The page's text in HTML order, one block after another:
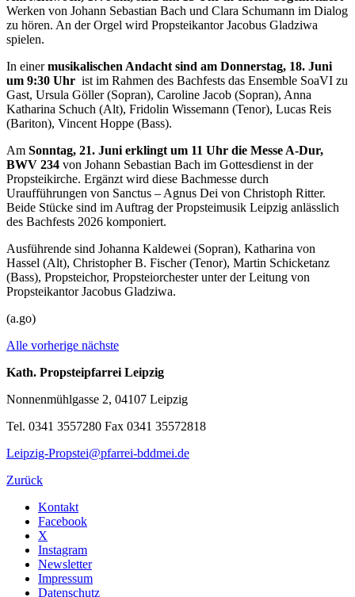
Werken von Johann Sebastian Bach und Clara Schumann im Dialog
zu hören. An der Orgel wird Propsteikantor Jacobus Gladziwa
spielen.
In einermusikalischen Andacht sind am Donnerstag, 18. Juni
um 9:30 Uhr ist im Rahmen des Bachfests das Ensemble SoaVI zu
Gast, Ursula Göller (Sopran), Caroline Jacob (Sopran), Anna
Katharina Schuch (Alt), Fridolin Wissemann (Tenor), Lucas Reis
(Bariton), Vincent Hoppe (Bass).
Am Sonntag, 21. Juni erklingt um 11 Uhr die Messe A-Dur,
BWV 234 von Johann Sebastian Bach im Gottesdienst in der
Propsteikirche. Ergänzt wird diese Bachmesse durch
Uraufführungen von Sanctus – Agnus Dei von Christoph Ritter.
Beide Stücke sind im Auftrag der Propsteimusik Leipzig anlässlich
des Bachfests 2026 komponiert.
Ausführende sind Johanna Kaldewei (Sopran), Katharina von
Hassel (Alt), Christopher B. Fischer (Tenor), Martin Schicketanz
(Bass), Propsteichor, Propsteiorchester unter der Leitung von
Propsteikantor Jacobus Gladziwa.
(a.go)
Alle vorherige nächste
Kath. Propsteipfarrei Leipzig
Nonnenmühlgasse 2, 04107 Leipzig
Tel. 0341 3557280 Fax 0341 35572818
Leipzig-Propstei@pfarrei-bddmei.de
Zurück
Kontakt
Facebook
X
Instagram
Newsletter
Impressum
Datenschutz